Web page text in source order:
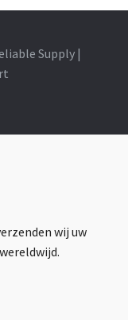
Supply |
wij uw